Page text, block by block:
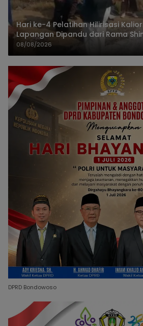
Hari ke-4 Pelatihan Hilirisasi
Lapangan Dipandu dari Rama
08/08/2026
DPRD Bondowoso